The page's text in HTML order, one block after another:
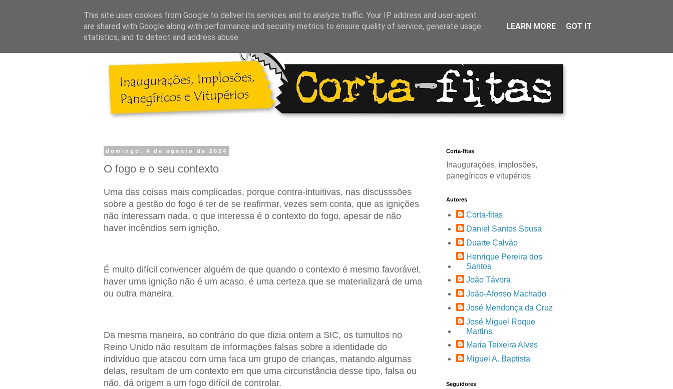
domingo, 4 de agosto de 2024
O fogo e o seu contexto
Uma das coisas mais complicadas, porque contra-intuitivas, nas discusssões
sobre a gestão do fogo é ter de se reafirmar, vezes sem conta, que as ignições
não interessam nada, o que interessa é o contexto do fogo, apesar de não
haver incêndios sem ignição.
É muito difícil convencer alguém de que quando o contexto é mesmo favorável,
haver uma ignição não é um acaso, é uma certeza que se materializará de uma
ou outra maneira.
Da mesma maneira, ao contrário do que dizia ontem a SIC, os tumultos no
Reino Unido não resultam de informações falsas sobre a identidade do
indivíduo que atacou com uma faca um grupo de crianças, matando algumas
delas, resultam de um contexto em que uma circunstância desse tipo, falsa ou
não, dá origem a um fogo difícil de controlar.
Corta-fitas
Inaugurações, implosões,
panegíricos e vitupérios
Autores
Corta-fitas
Daniel Santos Sousa
Duarte Calvão
Henrique Pereira dos
Santos
João Távora
João-Afonso Machado
José Mendonça da Cruz
José Miguel Roque
Martins
Maria Teixeira Alves
Miguel A. Baptista
Seguidores
This site uses cookies from Google to deliver its services and to analyze traffic. Your IP address and user-agent
are shared with Google along with performance and security metrics to ensure quality of service, generate usage
statistics, and to detect and address abuse.
LEARN MORE GOT IT